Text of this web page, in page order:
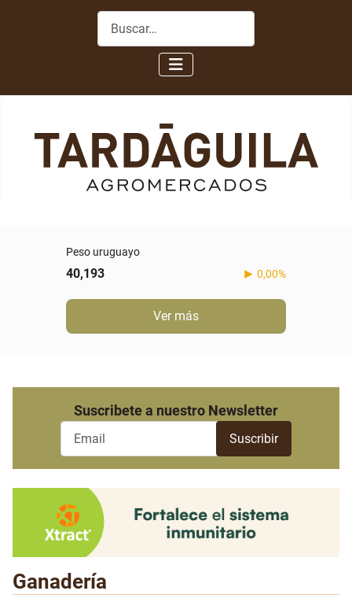
Buscar
Peso uruguayo
40,193 0,00%
Ver más
Suscribete a nuestro Newsletter
Ganadería